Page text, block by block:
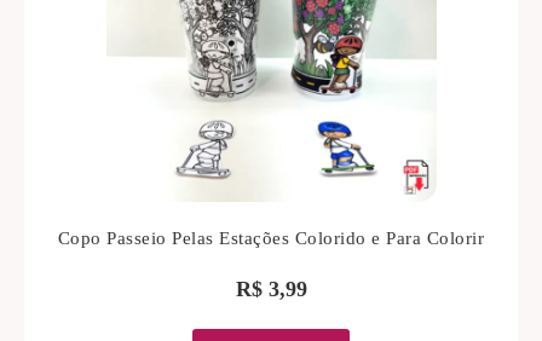
Copo Passeio Pelas Estações Colorido e Para Colorir
R$3,99